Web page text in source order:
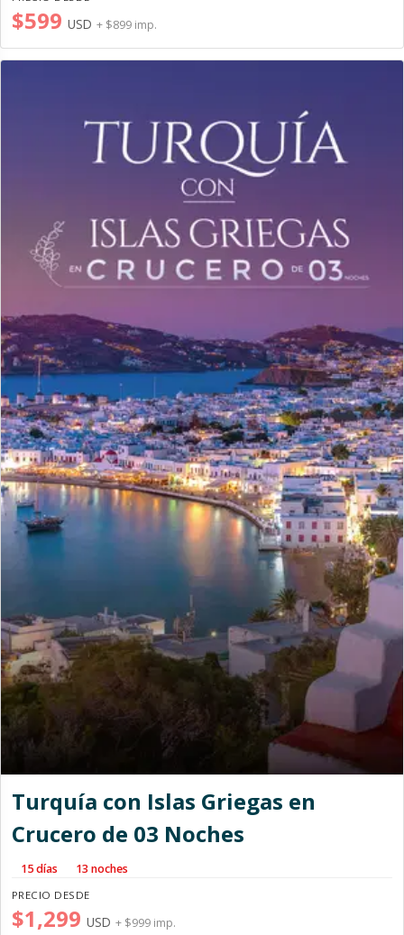
$599 USD + $899 imp.
Turquía con Islas Griegas en
Crucero de 03 Noches
15 días 13 noches
PRECIO DESDE
$1,299 USD + $999 imp.